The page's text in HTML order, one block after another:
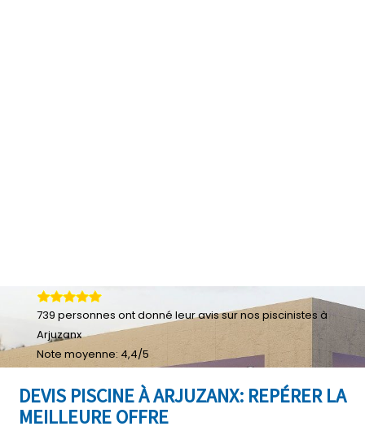
DEVIS PISCINE À ARJUZANX: REPÉRER LA
MEILLEURE OFFRE
739 personnes ont donné leuravis sur nos piscinistes à
Arjuzanx
Note moyenne: 4,4/5